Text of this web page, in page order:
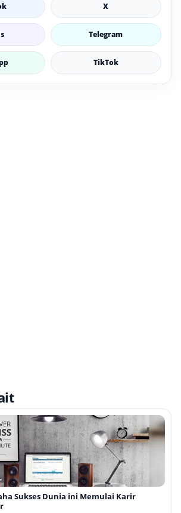
X
Telegram
TikTok
Sukses Dunia ini Memulai Karir